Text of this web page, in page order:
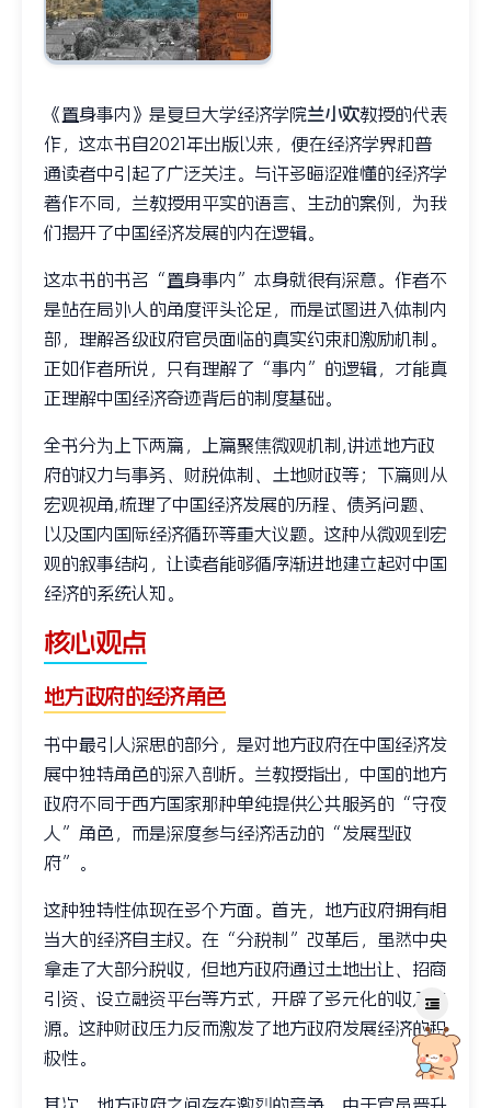
《置身事内》是复旦大学经济学院兰小欢教授的代表
作，这本书自2021年出版以来，便在经济学界和普
通读者中引起了广泛关注。与许多晦涩难懂的经济学
著作不同，兰教授用平实的语言、生动的案例，为我
们揭开了中国经济发展的内在逻辑。
这本书的书名“置身事内”本身就很有深意。作者不
是站在局外人的角度评头论足，而是试图进入体制内
部，理解各级政府官员面临的真实约束和激励机制。
正如作者所说，只有理解了“事内”的逻辑，才能真
正理解中国经济奇迹背后的制度基础。
全书分为上下两篇，上篇聚焦微观机制,讲述地方政
府的权力与事务、财税体制、土地财政等；下篇则从
宏观视角,梳理了中国经济发展的历程、债务问题、
以及国内国际经济循环等重大议题。这种从微观到宏
观的叙事结构，让读者能够循序渐进地建立起对中国
经济的系统认知。
核心观点
地方政府的经济角色
书中最引人深思的部分，是对地方政府在中国经济发
展中独特角色的深入剖析。兰教授指出，中国的地方
政府不同于西方国家那种单纯提供公共服务的“守夜
人”角色，而是深度参与经济活动的“发展型政
府”。
这种独特性体现在多个方面。首先，地方政府拥有相
当大的经济自主权。在“分税制”改革后，虽然中央
拿走了大部分税收，但地方政府通过土地出让、招商
引资、设立融资平台等方式，开辟了多元化的收入来
源。这种财政压力反而激发了地方政府发展经济的积
极性。
其次，地方政府之间存在激烈的竞争。由于官员晋升